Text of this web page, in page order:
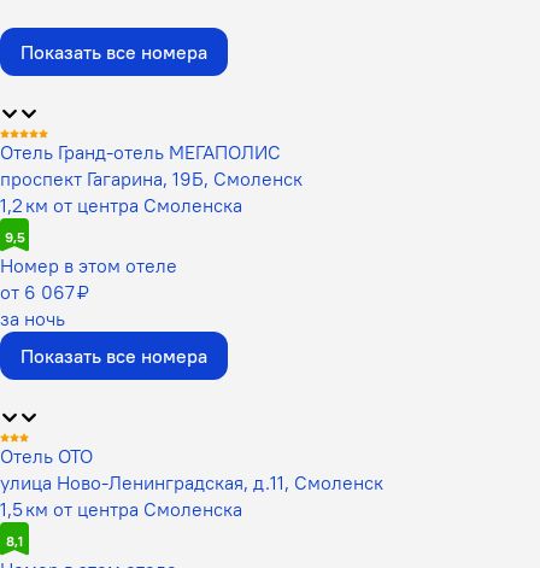
Показать все номера
Отель Гранд-отель МЕГАПОЛИС
проспект Гагарина, 19Б, Смоленск
1,2 км от центра Смоленска
9,5
Номер в этом отеле
от 6 067 ₽
за ночь
Показать все номера
Отель ОТО
улица Ново-Ленинградская, д.11, Смоленск
1,5 км от центра Смоленска
8,1